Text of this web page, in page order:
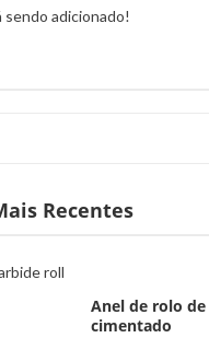
Recentes
Anel de rolo
cimentado
adicionado!